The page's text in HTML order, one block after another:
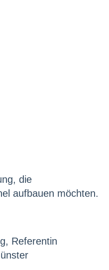
die
aufbauen möchten.
Referentin